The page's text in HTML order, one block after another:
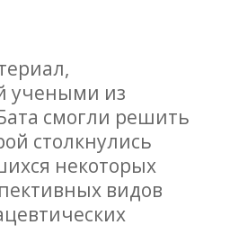
учеными из
смогли решить
столкнулись
некоторых
видов